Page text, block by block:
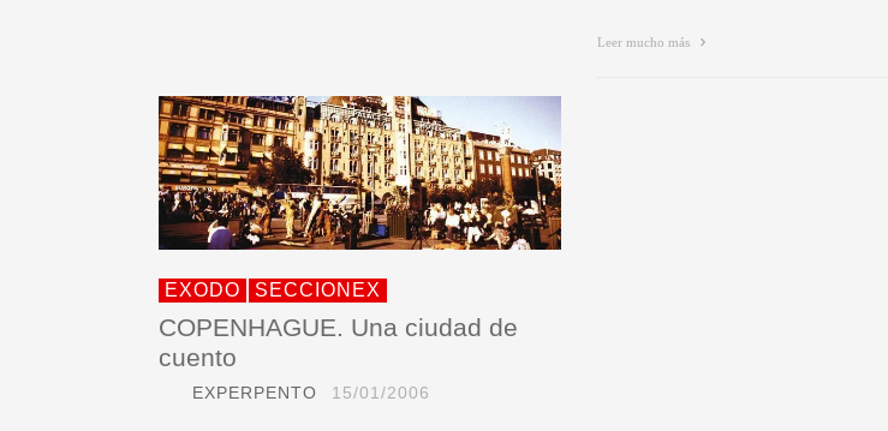
Leer mucho más
EXODO SECCIONEX
COPENHAGUE. Una ciudad de
cuento
EXPERPENTO 15/01/2006